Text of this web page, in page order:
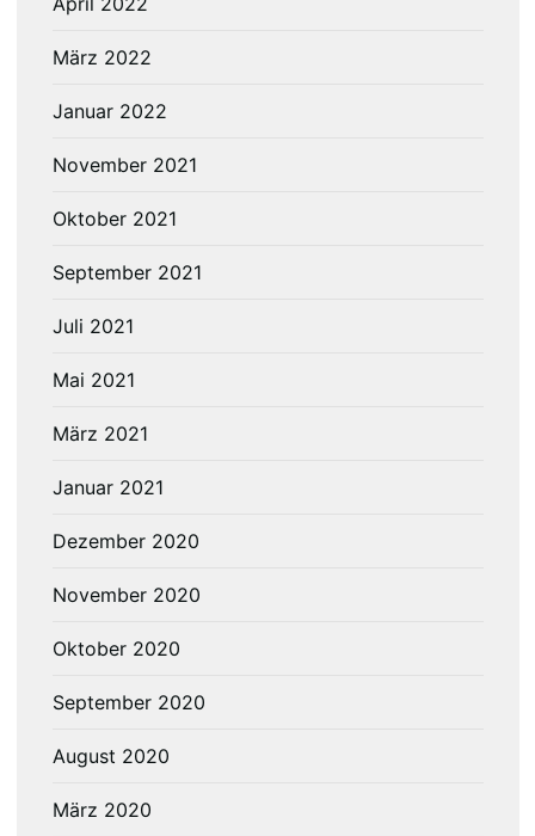
März 2022
Januar 2022
November 2021
Oktober 2021
September 2021
Juli 2021
Mai 2021
März 2021
Januar 2021
Dezember 2020
November 2020
Oktober 2020
September 2020
August 2020
März 2020